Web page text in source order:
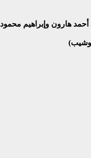
هارون وإبراهيم محمود